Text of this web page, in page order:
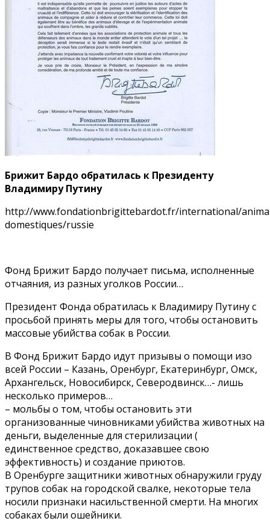
Брижит Бардо обратилась к Президенту
Владимиру Путину
http://www.fondationbrigittebardot.fr/international/
domestiques/russie
Фонд Брижит Бардо получает письма, исполненные
отчаяния, из разных уголков России…
Президент Фонда обратилась к Владимиру Путину с
просьбой принять меры для того, чтобы остановить
массовые убийства собак в России.
В Фонд Брижит Бардо идут призывы о помощи изо
всей России – Казань, Оренбург, Екатеринбург, Омск,
Архангельск, Новосибирск, Северодвинск…- лишь
несколько примеров…
– мольбы о том, чтобы остановить эти
организованные чиновниками убийства животных на
деньги, выделенные для стерилизации (
единственное средство, доказавшее свою
эффективность) и создание приютов.
В Оренбурге защитники животных обнаружили груду
трупов собак на городской свалке, некоторые тела
носили признаки насильственной смерти. На многих
собаках были ошейники.